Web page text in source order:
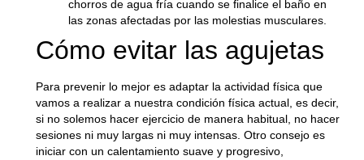
chorros de agua fría cuando se finalice el baño en
las zonas afectadas por las molestias musculares.
Cómo evitar las agujetas
Para prevenir lo mejor es adaptar la actividad física que
vamos a realizar a nuestra condición física actual, es decir,
si no solemos hacer ejercicio de manera habitual, no hacer
sesiones ni muy largas ni muy intensas. Otro consejo es
iniciar con un calentamiento suave y progresivo,